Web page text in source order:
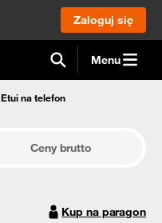
Zaloguj się
Menu
Etui na telefon
Ceny brutto
Kup na paragon